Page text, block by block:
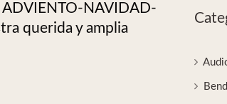
ADVIENTO-NAVIDAD-
querida y amplia